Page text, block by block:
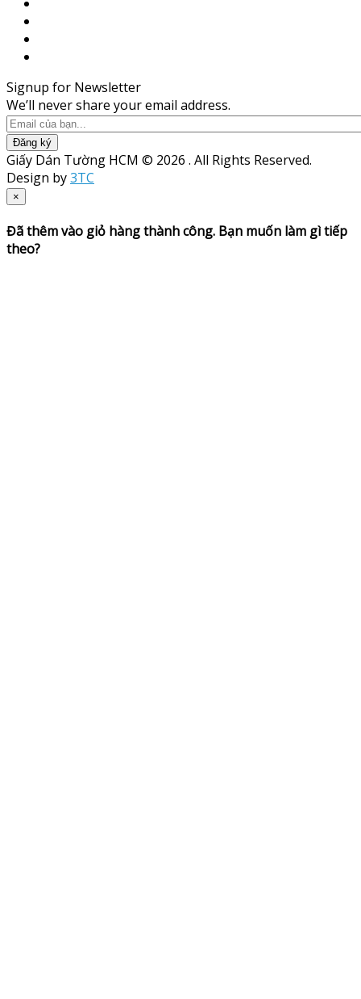
Signup for Newsletter
We’ll never share your email address.
Đăng ký
Giấy Dán Tường HCM © 2026 . All Rights Reserved.
Design by3TC
×
Đã thêm vào giỏ hàng thành công. Bạn muốn làm gì tiếp
theo?